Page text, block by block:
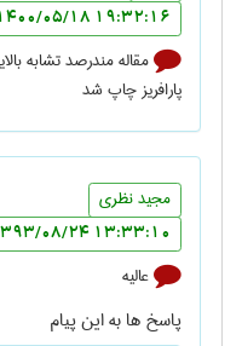
19:32:16 1400/05/18
مقاله مندرصد تشابه
پارافریز چاپ شد
مجید نظری
13:33:10 1393/08/24
عالیه
پاسخ ها به این پیام